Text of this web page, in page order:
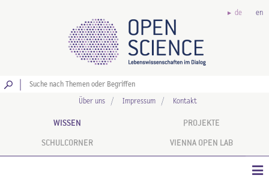
de en
Über uns Impressum Kontakt
WISSEN PROJEKTE
SCHULCORNER VIENNA OPEN LAB